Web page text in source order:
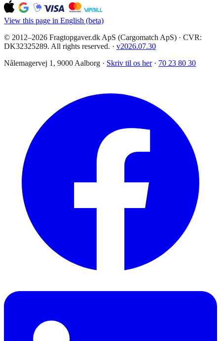
View this page in English (beta)
© 2012–2026 Fragtopgaver.dk ApS (Cargomatch ApS) · CVR:
DK32325289. All rights reserved. · v2026.07.30
Nålemagervej 1, 9000 Aalborg · Skriv til os her · 70 23 80 30